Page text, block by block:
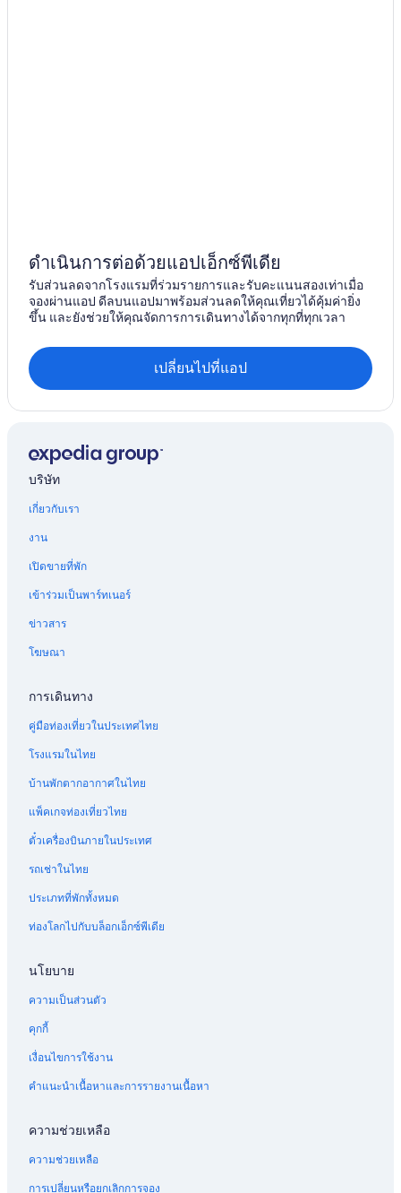
ดำเนินการต่อด้วยแอปเอ็กซ์พีเดีย
รับส่วนลดจากโรงแรมที่ร่วมรายการและรับคะแนนสองเท่าเมื่อ
จองผ่านแอป ดีลบนแอปมาพร้อมส่วนลดให้คุณเที่ยวได้คุ้มค่ายิ่ง
ขึ้น และยังช่วยให้คุณจัดการการเดินทางได้จากทุกที่ทุกเวลา
เปลี่ยนไปที่แอป
บริษัท
เกี่ยวกับเรา
งาน
เปิดขายที่พัก
เข้าร่วมเป็นพาร์ทเนอร์
ข่าวสาร
โฆษณา
การเดินทาง
คู่มือท่องเที่ยวในประเทศไทย
โรงแรมในไทย
บ้านพักตากอากาศในไทย
แพ็คเกจท่องเที่ยวไทย
ตั๋วเครื่องบินภายในประเทศ
รถเช่าในไทย
ประเภทที่พักทั้งหมด
ท่องโลกไปกับบล็อกเอ็กซ์พีเดีย
นโยบาย
ความเป็นส่วนตัว
คุกกี้
เงื่อนไขการใช้งาน
คำแนะนำเนื้อหาและการรายงานเนื้อหา
ความช่วยเหลือ
ความช่วยเหลือ
การเปลี่ยนหรือยกเลิกการจอง